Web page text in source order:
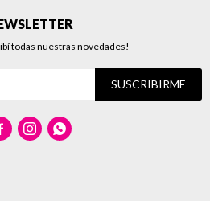
todas nuestras novedades!
SUSCRIBIRME
 